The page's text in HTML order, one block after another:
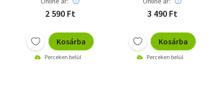
2 590 Ft
Kosárba
Perceken belül
3 490 Ft
Kosárba
Perceken belül